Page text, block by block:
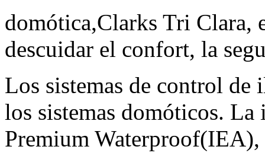
domótica,Clarks Tri Clara,
descuidar el confort, la
Los sistemas de control de
los sistemas domóticos.
Premium Waterproof(IEA),